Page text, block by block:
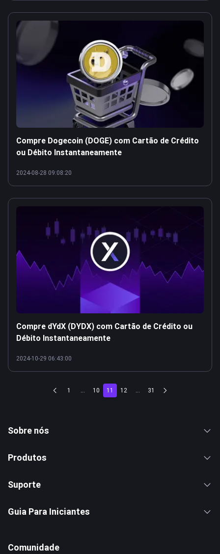
Compre Dogecoin (DOGE) com Cartão de Crédito
ou Débito Instantaneamente
2024-08-28 09:08:20
Compre dYdX (DYDX) com Cartão de Crédito ou
Débito Instantaneamente
2024-10-29 06:43:00
1 ... 10 11 12 ... 31
Sobre nós
Produtos
Suporte
Guia Para Iniciantes
Comunidade